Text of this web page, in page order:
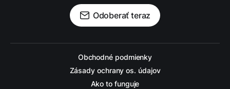
Odoberať teraz
Obchodné podmienky
Zásady ochrany os. údajov
Ako to funguje